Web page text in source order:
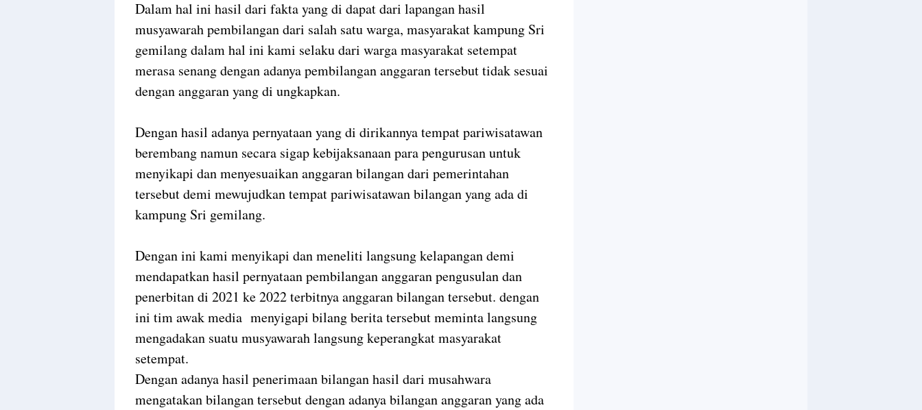
Dalam hal ini hasil dari fakta yang di dapat dari lapangan hasil
musyawarah pembilangan dari salah satu warga, masyarakat kampung Sri
gemilang dalam hal ini kami selaku dari warga masyarakat setempat
merasa senang dengan adanya pembilangan anggaran tersebut tidak sesuai
dengan anggaran yang di ungkapkan.
Dengan hasil adanya pernyataan yang di dirikannya tempat pariwisatawan
berembang namun secara sigap kebijaksanaan para pengurusan untuk
menyikapi dan menyesuaikan anggaran bilangan dari pemerintahan
tersebut demi mewujudkan tempat pariwisatawan bilangan yang ada di
kampung Sri gemilang.
Dengan ini kami menyikapi dan meneliti langsung kelapangan demi
mendapatkan hasil pernyataan pembilangan anggaran pengusulan dan
penerbitan di 2021 ke 2022 terbitnya anggaran bilangan tersebut. dengan
ini tim awak media menyigapi bilang berita tersebut meminta langsung
mengadakan suatu musyawarah langsung keperangkat masyarakat
setempat.
Dengan adanya hasil penerimaan bilangan hasil dari musahwara
mengatakan bilangan tersebut dengan adanya bilangan anggaran yang ada